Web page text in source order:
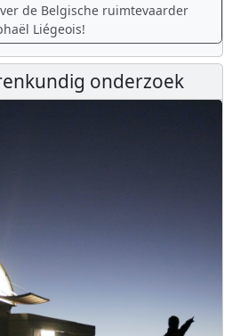
de Belgische ruimtevaarder
Liégeois!
onderzoek